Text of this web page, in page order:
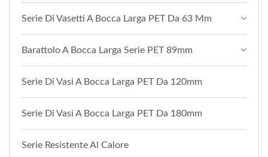
Serie Di Vasetti A Bocca Larga PET Da 63 Mm
Barattolo A Bocca Larga Serie PET 89mm
Serie Di Vasi A Bocca Larga PET Da 120mm
Serie Di Vasi A Bocca Larga PET Da 180mm
Serie Resistente Al Calore